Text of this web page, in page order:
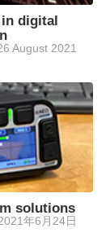
digital
August 2021
solutions
年6月24日